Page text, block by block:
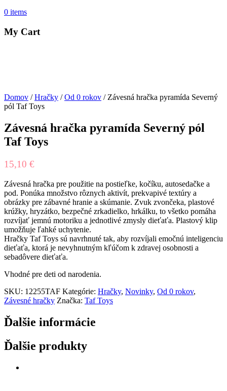
0 items
My Cart
Domov /Hračky /Od 0 rokov / Závesná hračka pyramída Severný
pól Taf Toys
Závesná hračka pyramída Severný pól
Taf Toys
15,10 €
Závesná hračka pre použitie na postieľke, kočíku, autosedačke a
pod. Ponúka množstvo rôznych aktivít, prekvapivé textúry a
obrázky pre zábavné hranie a skúmanie. Zvuk zvončeka, plastové
krúžky, hryzátko, bezpečné zrkadielko, hrkálku, to všetko pomáha
rozvíjať jemnú motoriku a jednotlivé zmysly dieťaťa. Plastový klip
umožňuje ľahké uchytenie.
Hračky Taf Toys sú navrhnuté tak, aby rozvíjali emočnú inteligenciu
dieťaťa, ktorá je nevyhnutným kľúčom k zdravej osobnosti a
sebadôvere dieťaťa.
Vhodné pre deti od narodenia.
SKU: 12255TAF Kategórie: Hračky, Novinky, Od 0 rokov,
Závesné hračky Značka: Taf Toys
Ďalšie informácie
Ďalšie produkty